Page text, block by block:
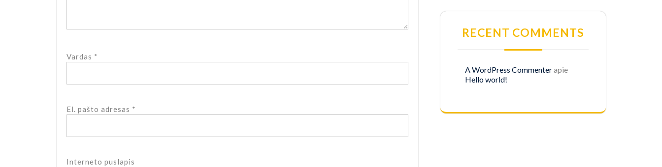
Vardas *
El. pašto adresas *
Interneto puslapis
RECENT COMMENTS
A WordPress Commenterapie
Hello world!